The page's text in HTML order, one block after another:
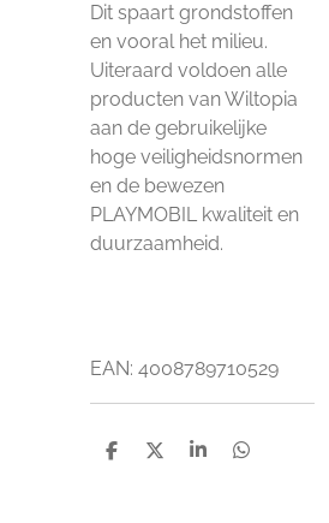
Dit spaart grondstoffen
en vooral het milieu.
Uiteraard voldoen alle
producten van Wiltopia
aan de gebruikelijke
hoge veiligheidsnormen
en de bewezen
PLAYMOBIL kwaliteit en
duurzaamheid.
EAN: 4008789710529
D
D
S
D